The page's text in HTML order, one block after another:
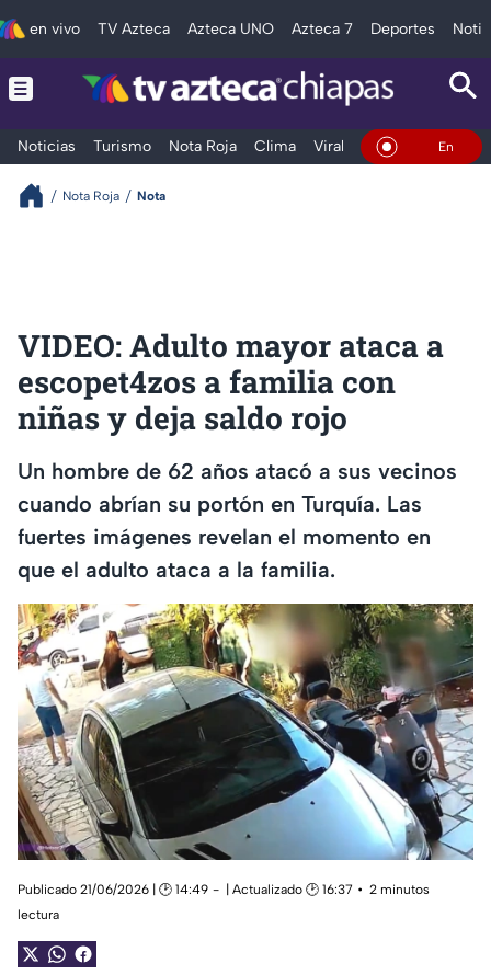
en vivo TV Azteca Azteca UNO Azteca 7 Deportes
Noticias Turismo Nota Roja Clima Viral y Tendencia En Vivo
Nota Roja Nota
VIDEO: Adulto mayor ataca a
escopet4zos a familia con
niñas y deja saldo rojo
Un hombre de 62 años atacó a sus vecinos
cuando abrían su portón en Turquía. Las
fuertes imágenes revelan el momento en
que el adulto ataca a la familia.
Publicado 21/06/2026 | 🕑 14:49 | Actualizado 🕑 16:37
2 minutos
lectura